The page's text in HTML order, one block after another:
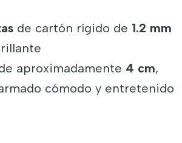
de cartón rígido de 1.2 mm
aproximadamente 4 cm,
cómodo y entretenido